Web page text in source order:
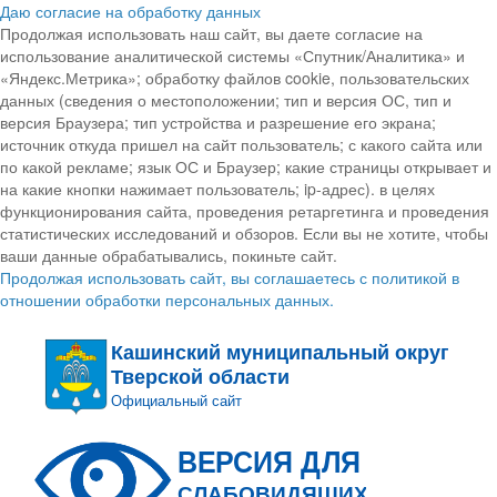
Даю согласие на обработку данных
Продолжая использовать наш сайт, вы даете согласие на
использование аналитической системы «Спутник/Аналитика» и
«Яндекс.Метрика»; обработку файлов cookie, пользовательских
данных (сведения о местоположении; тип и версия ОС, тип и
версия Браузера; тип устройства и разрешение его экрана;
источник откуда пришел на сайт пользователь; с какого сайта или
по какой рекламе; язык ОС и Браузер; какие страницы открывает и
на какие кнопки нажимает пользователь; ip-адрес). в целях
функционирования сайта, проведения ретаргетинга и проведения
статистических исследований и обзоров. Если вы не хотите, чтобы
ваши данные обрабатывались, покиньте сайт.
Продолжая использовать сайт, вы соглашаетесь с политикой в
отношении обработки персональных данных.